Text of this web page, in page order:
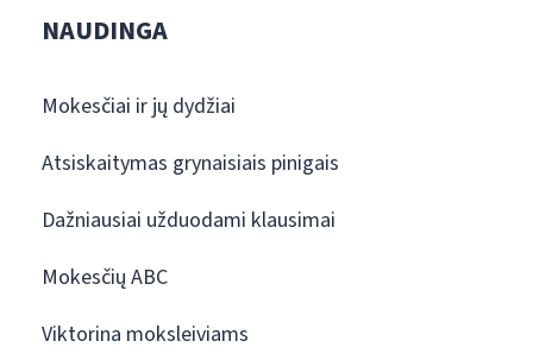
NAUDINGA
Mokesčiai ir jų dydžiai
Atsiskaitymas grynaisiais pinigais
Dažniausiai užduodami klausimai
Mokesčių ABC
Viktorina moksleiviams